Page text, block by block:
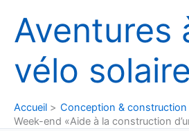
contenu
Aventures
vélo solaire
Accueil
Conception & construction
Week-end «Aide à la construction